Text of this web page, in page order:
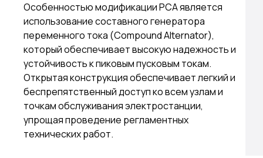
Особенностью модификации PCA является
использование составного генератора
переменного тока (Compound Alternator),
который обеспечивает высокую надежность и
устойчивость к пиковым пусковым токам.
Открытая конструкция обеспечивает легкий и
беспрепятственный доступ ко всем узлам и
точкам обслуживания электростанции,
упрощая проведение регламентных
технических работ.